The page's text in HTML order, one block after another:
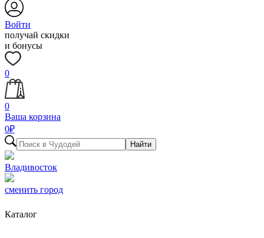
Войти
получай скидки
и бонусы
0
0
Ваша корзина
0₽
Найти
Владивосток
сменить город
Каталог